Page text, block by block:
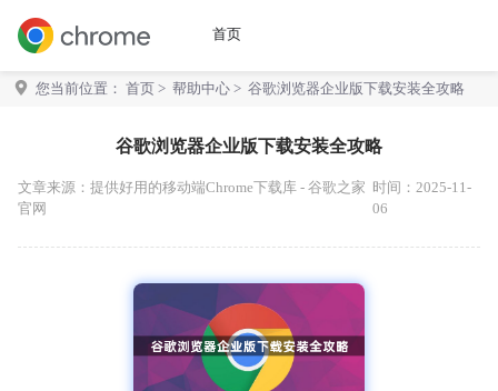
首页
您当前位置： 首页 > 帮助中心 > 谷歌浏览器企业版下载安装全攻略
谷歌浏览器企业版下载安装全攻略
文章来源： 提供好用的移动端Chrome下载库 - 谷歌之家
官网
时间：2025-11-
06